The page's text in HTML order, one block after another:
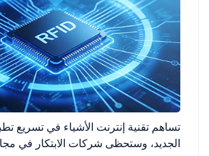
عربي
日语
한국어
Türk
Ελληνικά
تساهم تقنية إنترنت الأشياء في تسريع
الجديد، وستحظى شركات الابتكار في